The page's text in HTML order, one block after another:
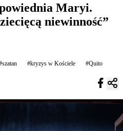
Maryi.
niewinność”
#kryzys w Kościele #Quito